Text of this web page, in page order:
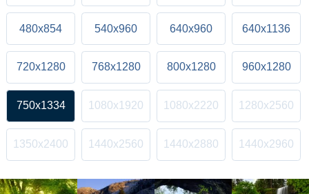
480x854 540x960 640x960 640x1136
720x1280 768x1280 800x1280 960x1280
750x1334 1080x1920 1080x2220 1280x2560
1350x2400 1440x2560 1440x2880 1440x2960